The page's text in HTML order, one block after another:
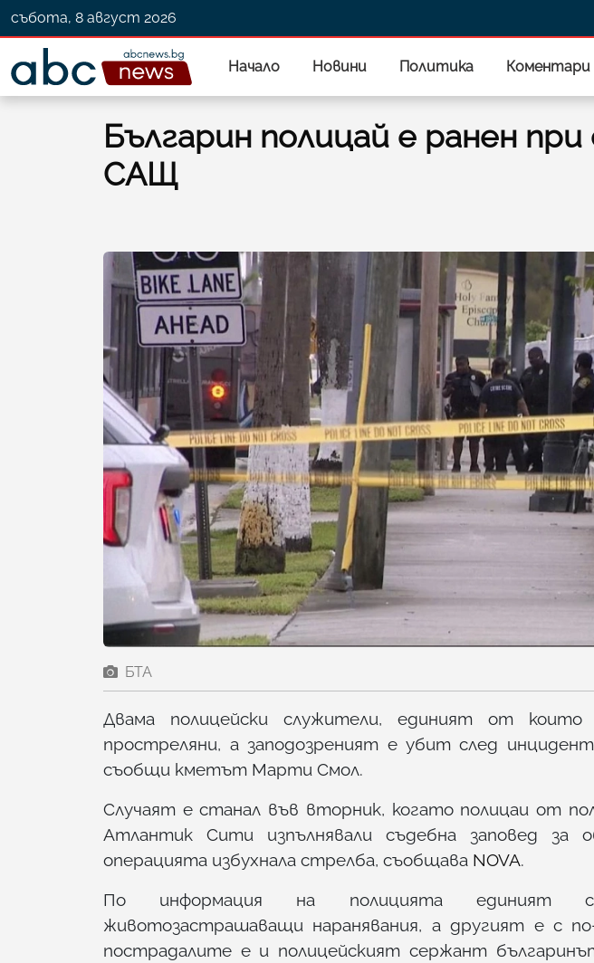
събота, 8 август 2026
Начало Новини Политика Коментари
Българин полицай е ранен
САЩ
БТА
Двама полицейски служители, единият от които
простреляни, а заподозреният е убит след
съобщи кметът Марти Смол.
Случаят е станал във вторник, когато полицаи от
Атлантик Сити изпълнявали съдебна заповед за
операцията избухнала стрелба, съобщава NOVA.
По информация на полицията единият
животозастрашаващи наранявания, а другият е с
пострадалите е и полицейският сержант